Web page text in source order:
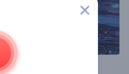
Logo Futurista HUD